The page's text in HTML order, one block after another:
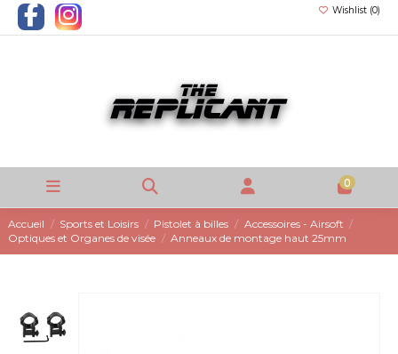
Wishlist (0)
0
Accueil Sports et Loisirs Pistolet à billes
Accessoires - Airsoft
Optiques et Organes de visée
Anneaux de montage haut 25mm